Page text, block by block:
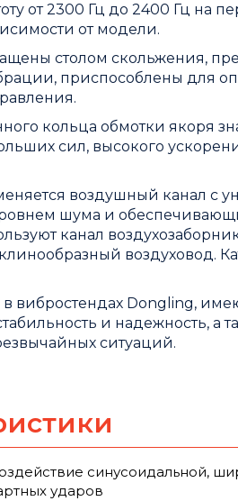
от 2300 Гц до 2400 Гц на
от модели.
столом скольжения,
приспособлены для
кольца обмотки якоря
сил, высокого
воздушный канал с
шума и
канал
воздуховод.
вибростендах Dongling,
и надежность, а
ситуаций.
синусоидальной,
ударов